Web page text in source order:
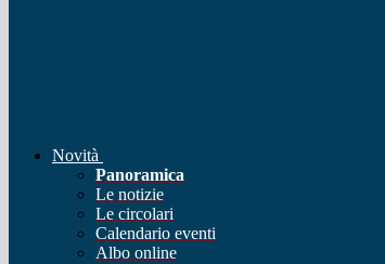
Novità
Panoramica
Le notizie
Le circolari
Calendario eventi
Albo online